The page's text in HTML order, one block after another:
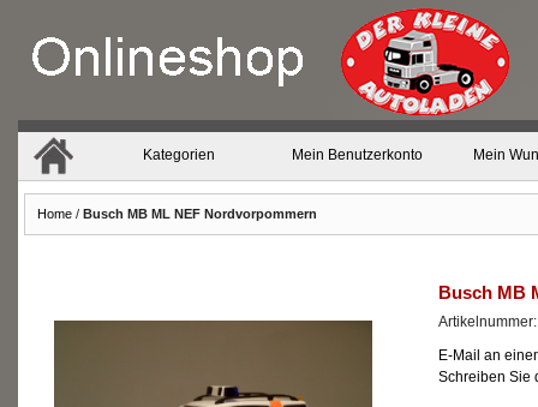
Kategorien Mein Benutzerkonto Mein
Home / Busch MB ML NEF Nordvorpommern
Busch MB
E-Mail an
Schreiben Sie